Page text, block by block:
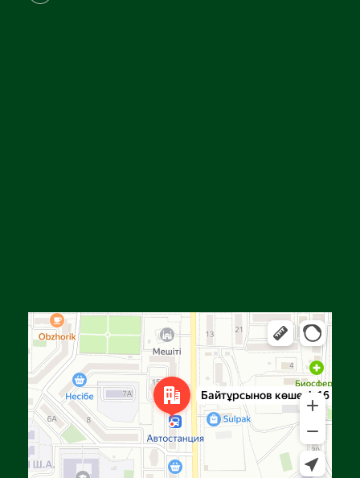
Улица Байтурсынова, 16 — Яндекс Карты